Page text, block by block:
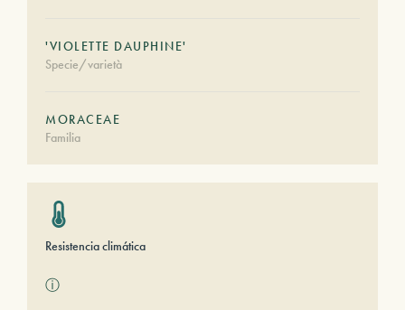
'VIOLETTE DAUPHINE'
Specie/varietà
MORACEAE
Familia
Resistencia climática
ⓘ